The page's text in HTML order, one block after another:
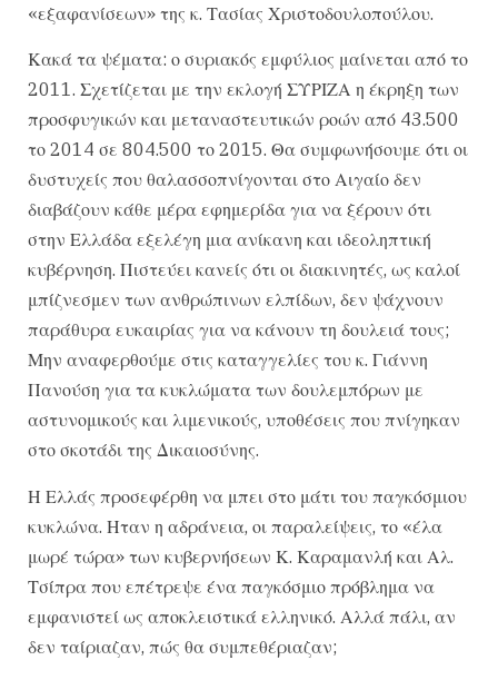
«εξαφανίσεων» της κ. Τασίας Χριστοδουλοπούλου.
Κακά τα ψέματα: ο συριακός εμφύλιος μαίνεται από το
2011. Σχετίζεται με την εκλογή ΣΥΡΙΖΑ η έκρηξη των
προσφυγικών και μεταναστευτικών ροών από 43.500
το 2014 σε 804.500 το 2015. Θα συμφωνήσουμε ότι οι
δυστυχείς που θαλασσοπνίγονται στο Αιγαίο δεν
διαβάζουν κάθε μέρα εφημερίδα για να ξέρουν ότι
στην Ελλάδα εξελέγη μια ανίκανη και ιδεοληπτική
κυβέρνηση. Πιστεύει κανείς ότι οι διακινητές, ως καλοί
μπίζνεσμεν των ανθρώπινων ελπίδων, δεν ψάχνουν
παράθυρα ευκαιρίας για να κάνουν τη δουλειά τους;
Μην αναφερθούμε στις καταγγελίες του κ. Γιάννη
Πανούση για τα κυκλώματα των δουλεμπόρων με
αστυνομικούς και λιμενικούς, υποθέσεις που πνίγηκαν
στο σκοτάδι της Δικαιοσύνης.
Η Ελλάς προσεφέρθη να μπει στο μάτι του παγκόσμιου
κυκλώνα. Ηταν η αδράνεια, οι παραλείψεις, το «έλα
μωρέ τώρα» των κυβερνήσεων Κ. Καραμανλή και Αλ.
Τσίπρα που επέτρεψε ένα παγκόσμιο πρόβλημα να
εμφανιστεί ως αποκλειστικά ελληνικό. Αλλά πάλι, αν
δεν ταίριαζαν, πώς θα συμπεθέριαζαν;